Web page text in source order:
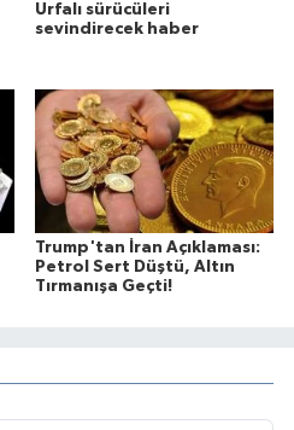
Urfalı sürücüleri
sevindirecek haber
Trump'tan İran Açıklaması:
Petrol Sert Düştü, Altın
Tırmanışa Geçti!